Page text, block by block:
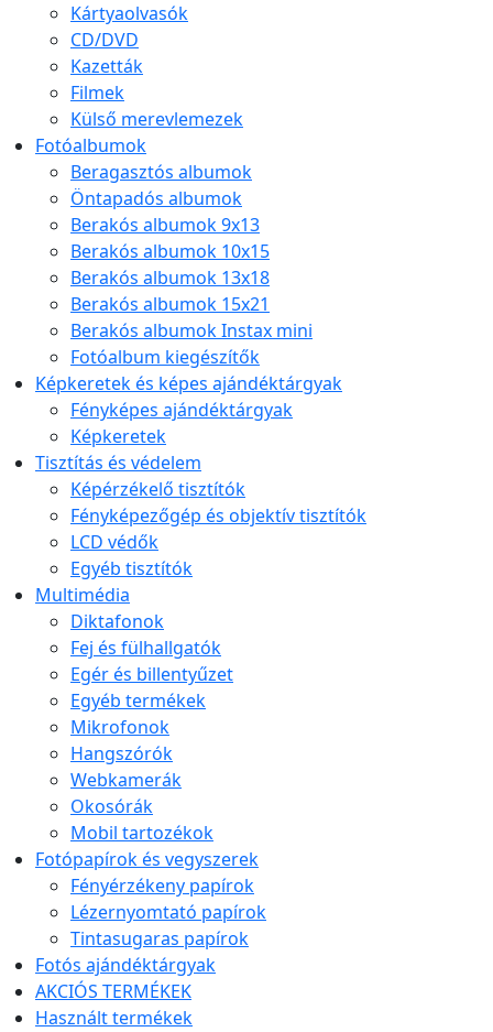
Kártyaolvasók
CD/DVD
Kazetták
Filmek
Külső merevlemezek
Fotóalbumok
Beragasztós albumok
Öntapadós albumok
Berakós albumok 9x13
Berakós albumok 10x15
Berakós albumok 13x18
Berakós albumok 15x21
Berakós albumok Instax mini
Fotóalbum kiegészítők
Képkeretek és képes ajándéktárgyak
Fényképes ajándéktárgyak
Képkeretek
Tisztítás és védelem
Képérzékelő tisztítók
Fényképezőgép és objektív tisztítók
LCD védők
Egyéb tisztítók
Multimédia
Diktafonok
Fej és fülhallgatók
Egér és billentyűzet
Egyéb termékek
Mikrofonok
Hangszórók
Webkamerák
Okosórák
Mobil tartozékok
Fotópapírok és vegyszerek
Fényérzékeny papírok
Lézernyomtató papírok
Tintasugaras papírok
Fotós ajándéktárgyak
AKCIÓS TERMÉKEK
Használt termékek